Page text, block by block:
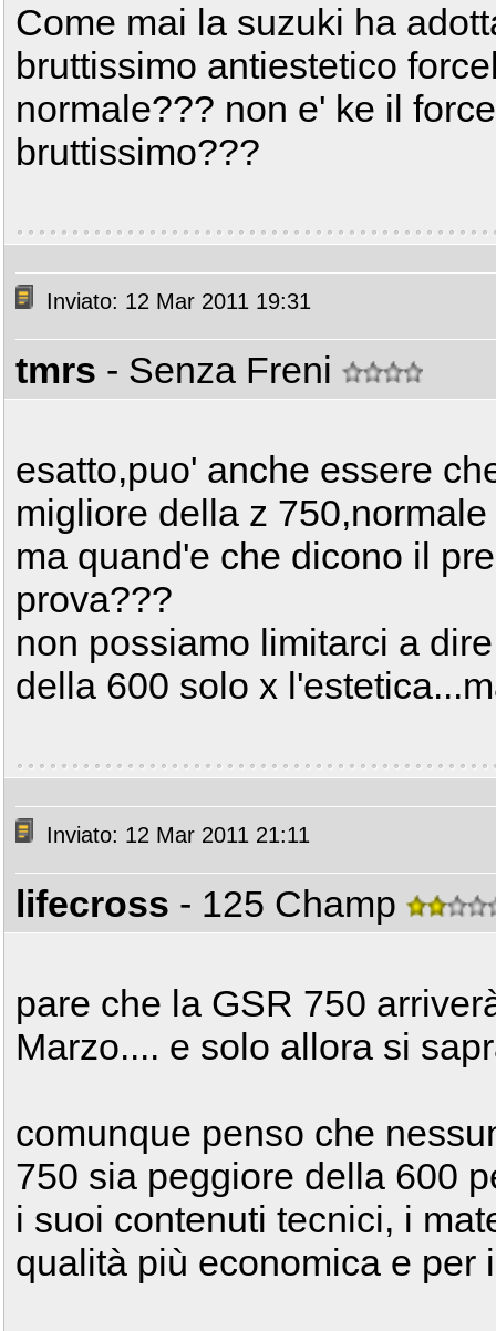
Come mai la suzuki ha
bruttissimo antiestetico
normale??? non e' ke il
bruttissimo???
Inviato: 12 Mar 2011 19:31
tmrs - Senza Freni
esatto,puo' anche essere
migliore della z
ma quand'e che dicono il
prova???
non possiamo limitarci a
della 600 solo x
Inviato: 12 Mar 2011 21:11
lifecross - 125 Champ
pare che la GSR 750
Marzo.... e solo allora si
comunque penso che
750 sia peggiore della 600
i suoi contenuti tecnici, i
qualità più economica e per